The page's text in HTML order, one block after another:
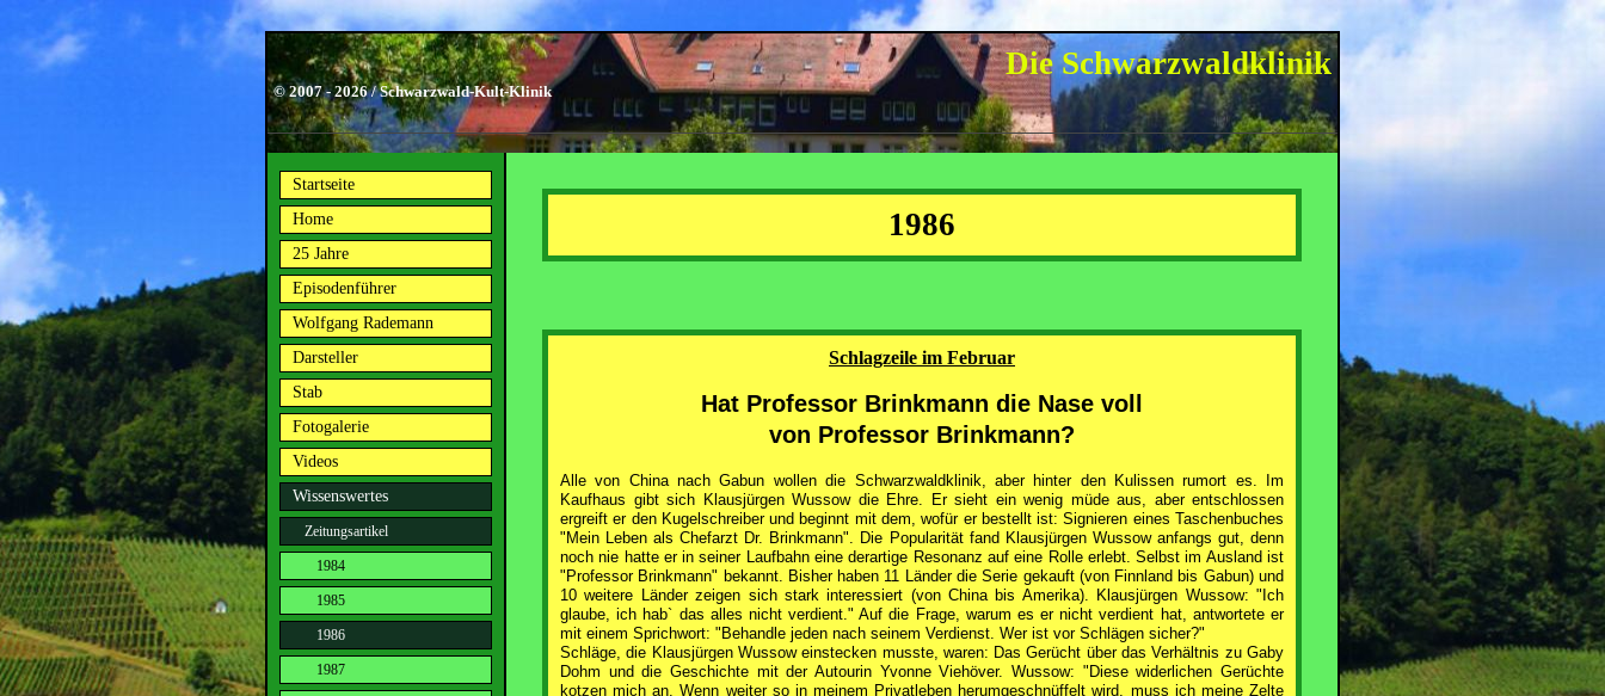
Die Schwarzwaldklinik
© 2007 - 2026 / Schwarzwald-Kult-Klinik
Startseite
Home
25 Jahre
Episodenführer
Wolfgang Rademann
Darsteller
Stab
Fotogalerie
Videos
Wissenswertes
Zeitungsartikel
1984
1985
1986
1987
1986
Schlagzeile im Februar
Hat Professor Brinkmann die Nase voll
von Professor Brinkmann?
Alle von China nach Gabun wollen die Schwarzwaldklinik, aber hinter den Kulissen rumort es. Im
Kaufhaus gibt sich Klausjürgen Wussow die Ehre. Er sieht ein wenig müde aus, aber entschlossen
ergreift er den Kugelschreiber und beginnt mit dem, wofür er bestellt ist: Signieren eines Taschenbuches
"Mein Leben als Chefarzt Dr. Brinkmann". Die Popularität fand Klausjürgen Wussow anfangs gut, denn
noch nie hatte er in seiner Laufbahn eine derartige Resonanz auf eine Rolle erlebt. Selbst im Ausland ist
"Professor Brinkmann" bekannt. Bisher haben 11 Länder die Serie gekauft (von Finnland bis Gabun) und
10 weitere Länder zeigen sich stark interessiert (von China bis Amerika). Klausjürgen Wussow: "Ich
glaube, ich hab` das alles nicht verdient." Auf die Frage, warum es er nicht verdient hat, antwortete er
mit einem Sprichwort: "Behandle jeden nach seinem Verdienst. Wer ist vor Schlägen sicher?"
Schläge, die Klausjürgen Wussow einstecken musste, waren: Das Gerücht über das Verhältnis zu Gaby
Dohm und die Geschichte mit der Autourin Yvonne Viehöver. Wussow: "Diese widerlichen Gerüchte
kotzen mich an. Wenn weiter so in meinem Privatleben herumgeschnüffelt wird, muss ich meine Zelte